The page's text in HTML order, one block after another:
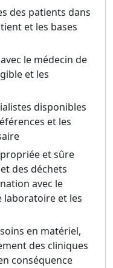
des patients dans
et les bases
le médecin de
et les
disponibles
et les
et sûre
des déchets
avec le
laboratoire et les
en matériel,
des cliniques
conséquence